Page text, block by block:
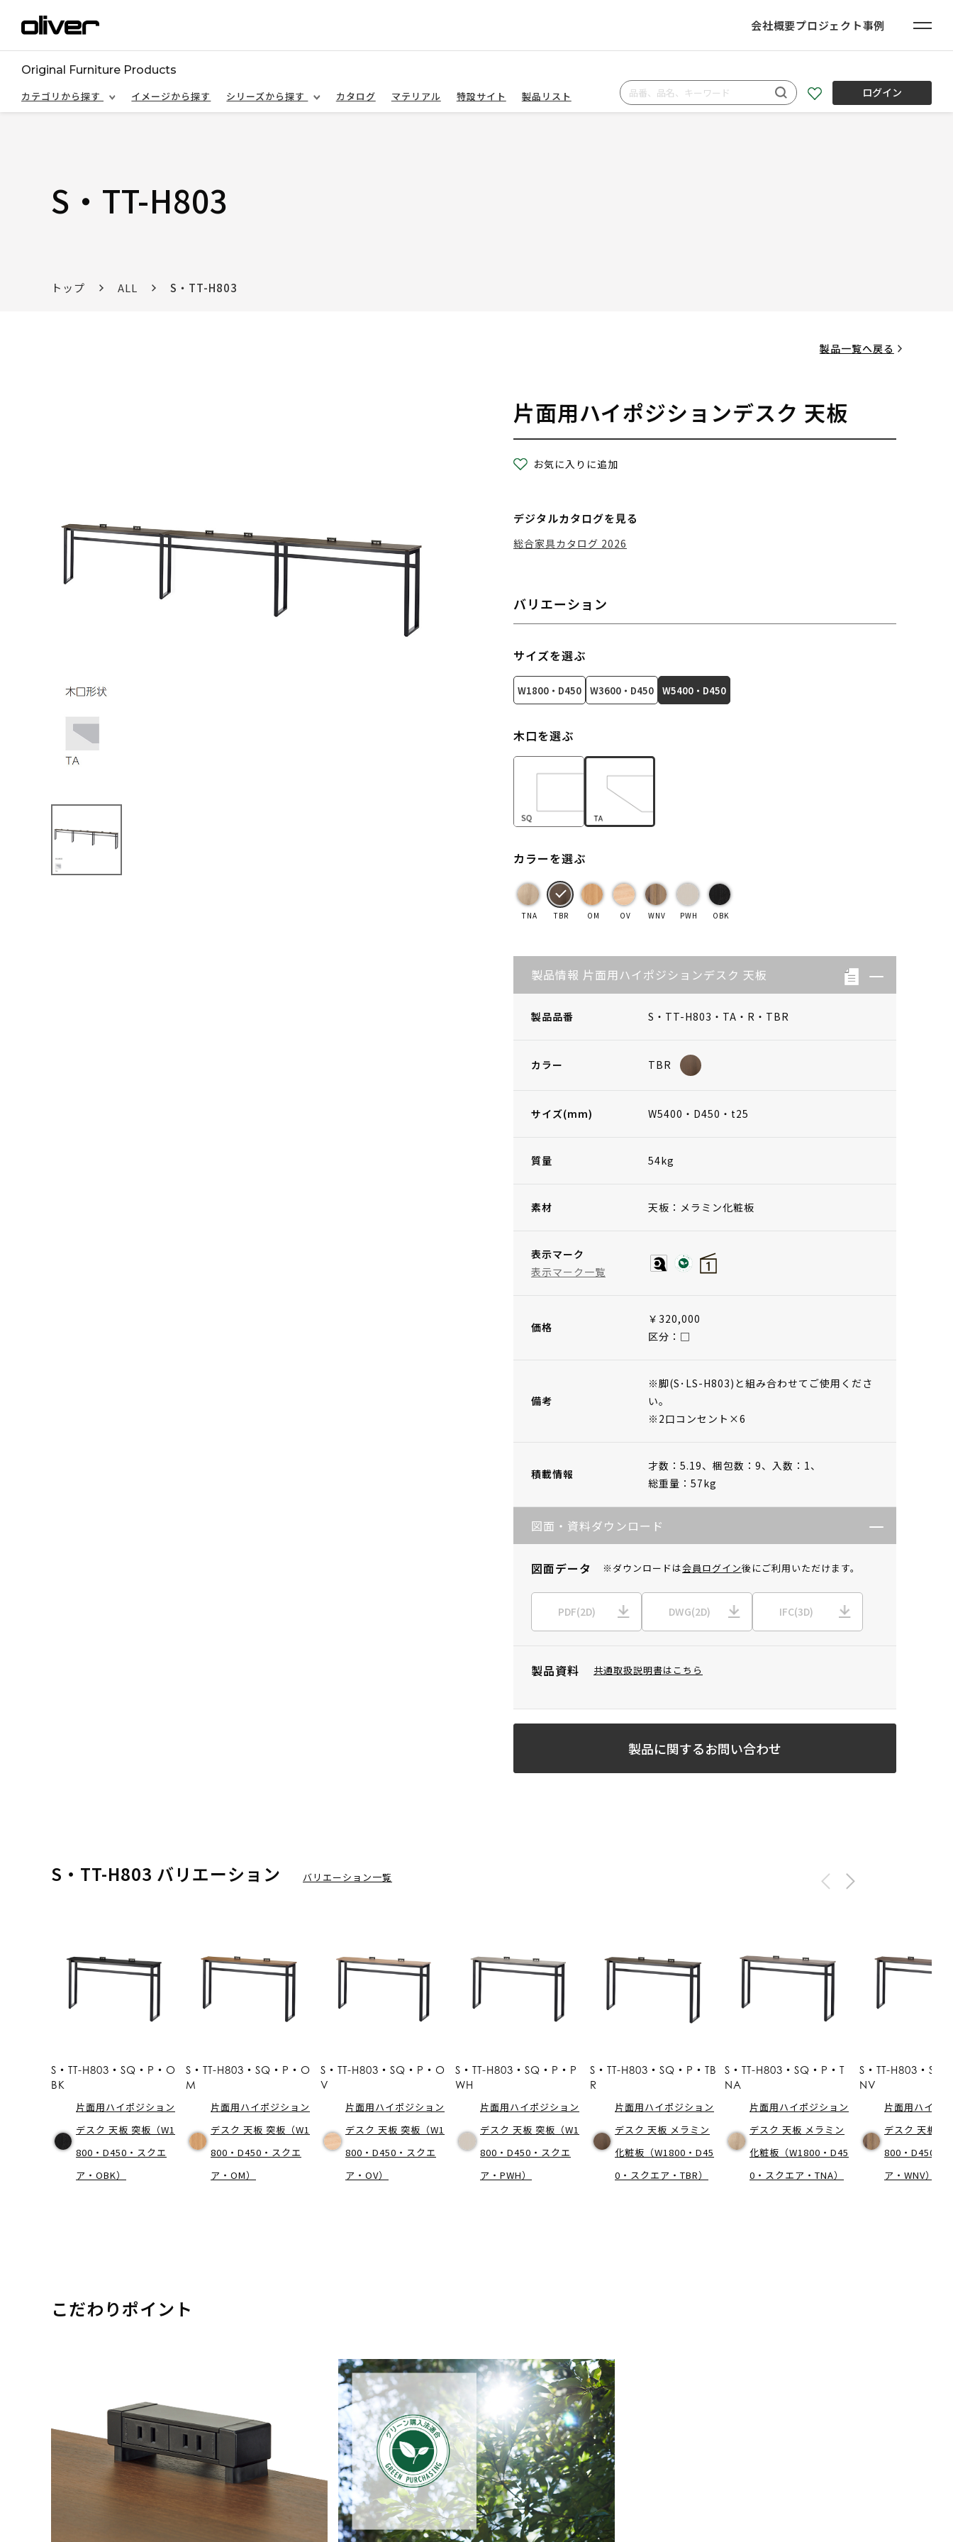
会社概要プロジェクト事例
Original Furniture Products
カテゴリから探す
イメージから探す シリーズから探す カタログ マテリアル 特設サイト 製品リスト ログイン
S・TT-H803
トップ ALL S・TT-H803
製品一覧へ戻る
片面用ハイポジションデスク 天板
お気に入りに追加
デジタルカタログを見る
総合家具カタログ 2026
バリエーション
サイズを選ぶ
W1800・D450 W3600・D450 W5400・D450
木口を選ぶ
カラーを選ぶ
TNA TBR OM OV WNV PWH OBK
製品情報 片面用ハイポジションデスク 天板
製品品番 S・TT-H803・TA・R・TBR
カラー TBR
サイズ(mm) W5400・D450・t25
質量 54kg
素材 天板：メラミン化粧板
表示マーク
表示マーク一覧
価格
￥320,000
区分：□
備考
※脚(S･LS-H803)と組み合わせてご使用くださ
い。
※2口コンセント×6
積載情報
才数：5.19、 梱包数：9、 入数：1、
総重量：57kg
図面・資料ダウンロード
図面データ ※ダウンロードは会員ログイン後にご利用いただけます。
PDF(2D) DWG(2D) IFC(3D)
製品資料 共通取扱説明書はこちら
製品に関するお問い合わせ
S・TT-H803 バリエーション バリエーション一覧
S・TT-H803・SQ・P・O
BK
片面用ハイポジション
デスク 天板 突板（W1
800・D450・スクエ
ア・OBK）
S・TT-H803・SQ・P・O
M
片面用ハイポジション
デスク 天板 突板（W1
800・D450・スクエ
ア・OM）
S・TT-H803・SQ・P・O
V
片面用ハイポジション
デスク 天板 突板（W1
800・D450・スクエ
ア・OV）
S・TT-H803・SQ・P・P
WH
片面用ハイポジション
デスク 天板 突板（W1
800・D450・スクエ
ア・PWH）
S・TT-H803・SQ・P・TB
R
片面用ハイポジション
デスク 天板 メラミン
化粧板（W1800・D45
0・スクエア・TBR）
S・TT-H803・SQ・P・T
NA
片面用ハイポジション
デスク 天板 メラミン
化粧板（W1800・D45
0・スクエア・TNA）
S・TT-H803・SQ
NV
片面用ハイポ
デスク 天板 突
800・D450・
ア・WNV）
こだわりポイント